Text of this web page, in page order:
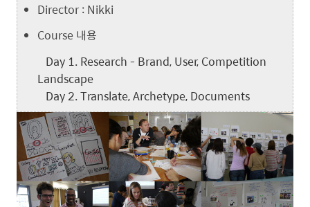
Director : Nikki
Course 내용
Day 1. Research - Brand, User, Competition
Landscape
Day 2. Translate, Archetype, Documents